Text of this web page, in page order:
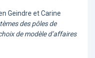
Geindre et Carine
des pôles de
de modèle d’affaires